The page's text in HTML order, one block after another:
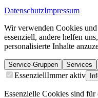
DatenschutzImpressum
Wir verwenden Cookies
essenziell, andere helfen
personalisierte Inhalte
Service-Gruppen Services
EssenziellImmer aktiv
Essenzielle Cookies sind